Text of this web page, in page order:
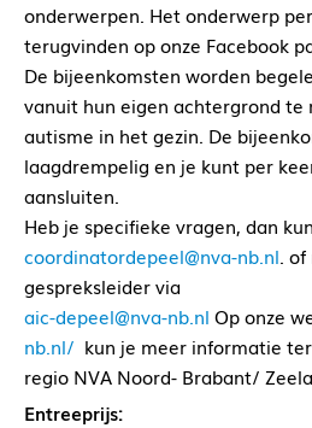
onderwerpen. Het onderwerp
terugvinden op onze Facebook
De bijeenkomsten worden
vanuit hun eigen achtergrond te
autisme in het gezin. De
laagdrempelig en je kunt per
aansluiten.
Heb je specifieke vragen, dan
coordinatordepeel@nva-nb.nl. of
gespreksleider via
aic-depeel@nva-nb.nl Op onze
nb.nl/ kun je meer informatie
regio NVA Noord- Brabant/
Entreeprijs: